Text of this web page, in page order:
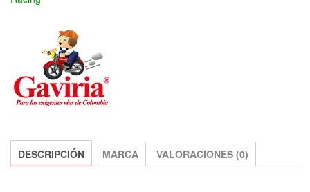
DESCRIPCIÓN MARCA VALORACIONES (0)